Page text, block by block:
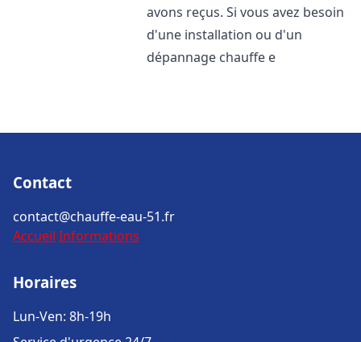
avons reçus. Si vous avez besoin
d'une installation ou d'un
dépannage chauffe e
Contact
contact@chauffe-eau-51.fr
Accueil Informations
Horaires
Lun-Ven: 8h-19h